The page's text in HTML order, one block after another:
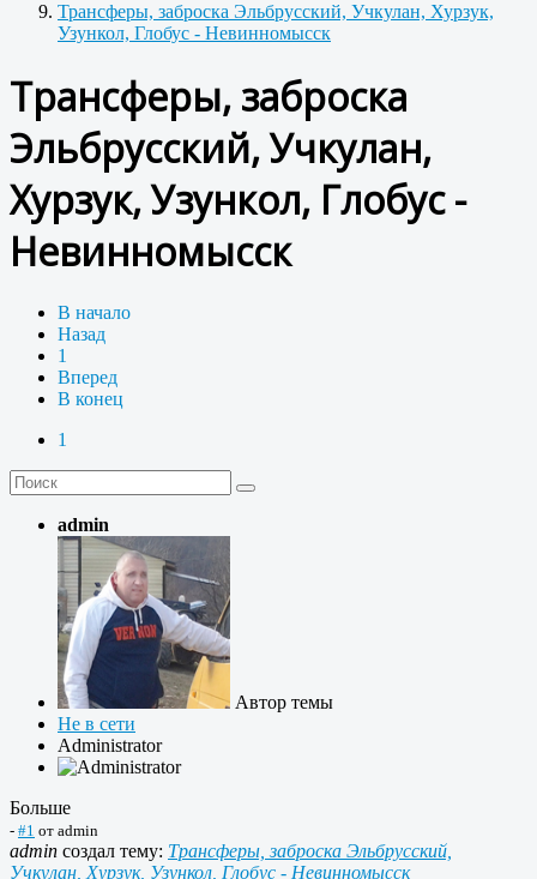
Трансферы, заброска Эльбрусский, Учкулан, Хурзук,
Узункол, Глобус - Невинномысск
Трансферы, заброска
Эльбрусский, Учкулан,
Хурзук, Узункол, Глобус -
Невинномысск
В начало
Назад
1
Вперед
В конец
1
admin
Автор темы
Не в сети
Administrator
Больше
- #1 от admin
admin создал тему: Трансферы, заброска Эльбрусский,
Учкулан, Хурзук, Узункол, Глобус - Невинномысск